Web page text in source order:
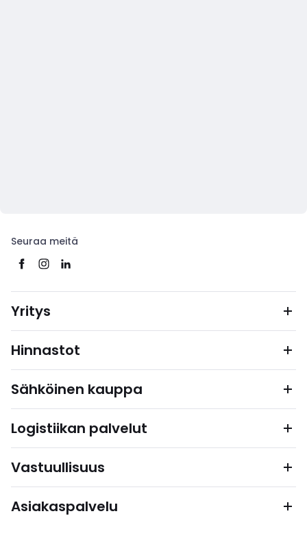
Seuraa meitä
Yritys
Hinnastot
Sähköinen kauppa
Logistiikan palvelut
Vastuullisuus
Asiakaspalvelu